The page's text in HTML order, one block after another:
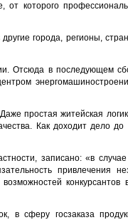
которого
города, регионы,
Отсюда в последующем
простая житейская
Как доходит дело до
записано: «в случае
привлечения
сферу госзаказа